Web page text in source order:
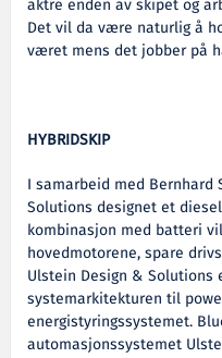
aktre enden av skipet og
Det vil da være naturlig å
været mens det jobber på
HYBRIDSKIP
I samarbeid med Bernhard
Solutions designet et
kombinasjon med batteri
hovedmotorene, spare
Ulstein Design & Solutions
systemarkitekturen til
energistyringssystemet.
automasjonssystemet